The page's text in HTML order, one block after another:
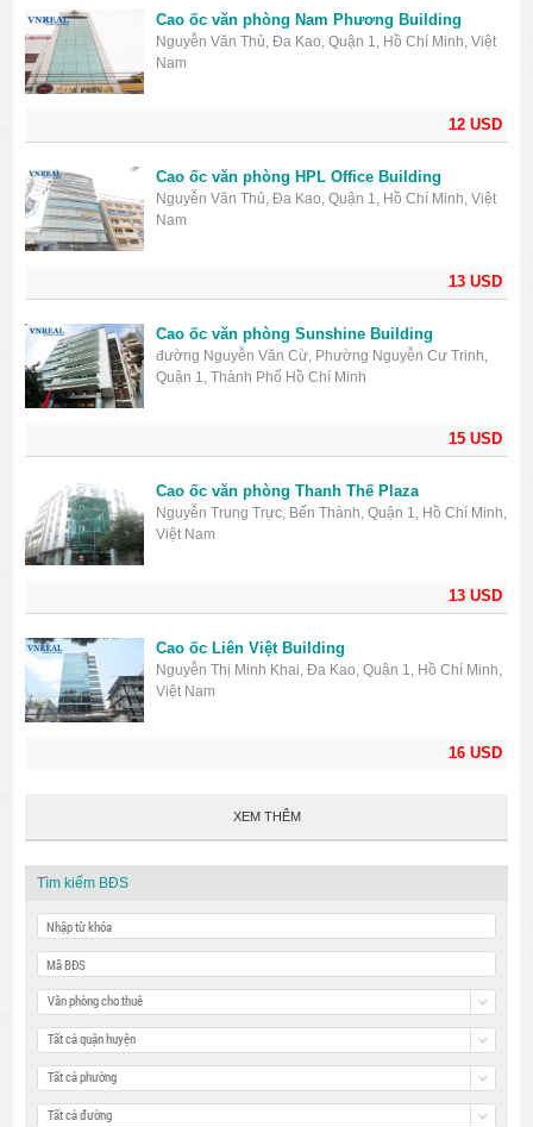
12 USD
Cao ốc văn phòng Nam Phương Building
Nguyễn Văn Thủ, Đa Kao, Quận 1, Hồ Chí Minh, Việt
Nam
13 USD
Cao ốc văn phòng HPL Office Building
Nguyễn Văn Thủ, Đa Kao, Quận 1, Hồ Chí Minh, Việt
Nam
15 USD
Cao ốc văn phòng Sunshine Building
đường Nguyễn Văn Cừ, Phường Nguyễn Cư Trinh,
Quận 1, Thành Phố Hồ Chí Minh
13 USD
Cao ốc văn phòng Thanh Thế Plaza
Nguyễn Trung Trực, Bến Thành, Quận 1, Hồ Chí Minh,
Việt Nam
16 USD
Cao ốc Liên Việt Building
Nguyễn Thị Minh Khai, Đa Kao, Quận 1, Hồ Chí Minh,
Việt Nam
XEM THÊM
Tìm kiếm BĐS
Văn phòng cho thuê
Tất cả quận huyện
Tất cả phường
Tất cả đường